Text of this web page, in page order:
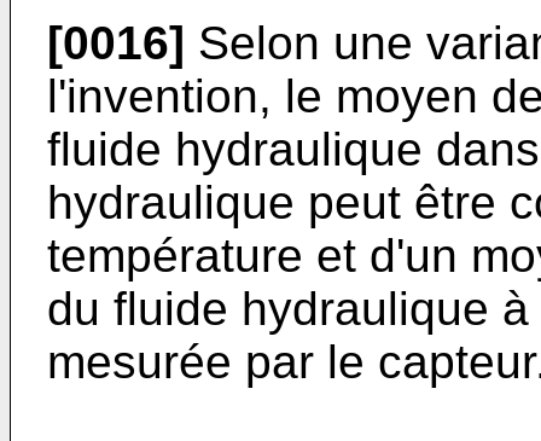
[0016] Selon une
l'invention, le moyen
fluide hydraulique
hydraulique peut être
température et d'un
du fluide hydraulique
mesurée par le